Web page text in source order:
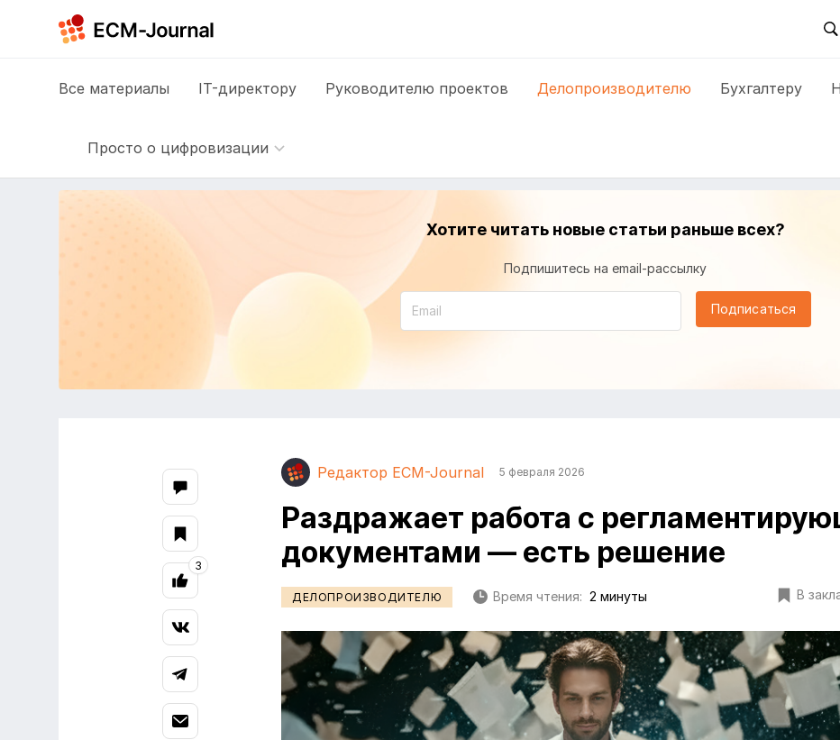
Все материалы IT-директору Руководителю проектов Делопроизводителю Бухгалтеру
Просто о цифровизации
Хотите читать новые статьи раньше всех?
Подпишитесь на email-рассылку
Подписаться
Редактор ECM-Journal 5 февраля 2026
Раздражает работа с
документами — есть решение
ДЕЛОПРОИЗВОДИТЕЛЮ Время чтения: 2 минуты В
3